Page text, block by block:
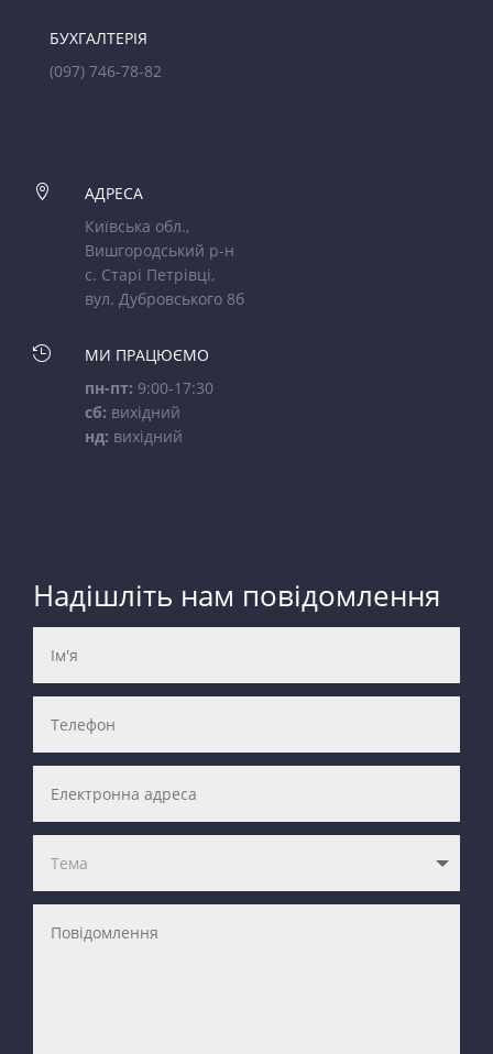
БУХГАЛТЕРІЯ
(097) 746-78-82

АДРЕСА
Київська обл.,
Вишгородський р-н
с. Старі Петрівці,
вул. Дубровського 8б

МИ ПРАЦЮЄМО
пн-пт: 9:00-17:30
сб: вихідний
нд: вихідний
Надішліть нам повідомлення